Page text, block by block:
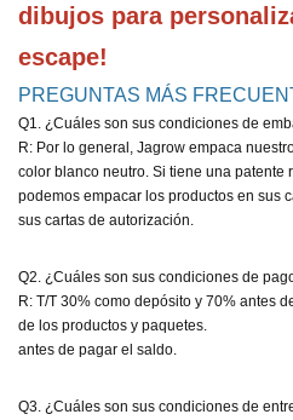
dibujos para
escape!
PREGUNTAS MÁS
Q1. ¿Cuáles son sus condiciones de
R: Por lo general, Jagrow empaca
color blanco neutro. Si tiene una patente
podemos empacar los productos en sus
sus cartas de autorización.
Q2. ¿Cuáles son sus condiciones de
R: T/T 30% como depósito y 70% antes
de los productos y paquetes.
antes de pagar el saldo.
Q3. ¿Cuáles son sus condiciones de